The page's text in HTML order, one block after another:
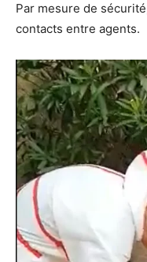
Par mesure de
contacts entre agents.